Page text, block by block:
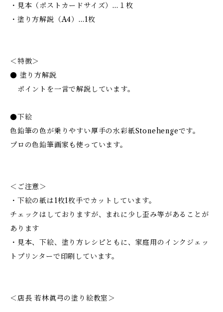
・見本（ポストカードサイズ）…１枚
・塗り方解説（A4）…1枚
＜特徴＞
● 塗り方解説
ポイントを一言で解説しています。
●下絵
色鉛筆の色が乗りやすい厚手の水彩紙Stonehengeです。
プロの色鉛筆画家も使っています。
＜ご注意＞
・下絵の紙は1枚1枚手でカットしています。
チェックはしておりますが、まれに少し歪み等があることが
あります
・見本、下絵、塗り方レシピともに、家庭用のインクジェッ
トプリンターで印刷しています。
＜店長 若林眞弓の塗り絵教室＞